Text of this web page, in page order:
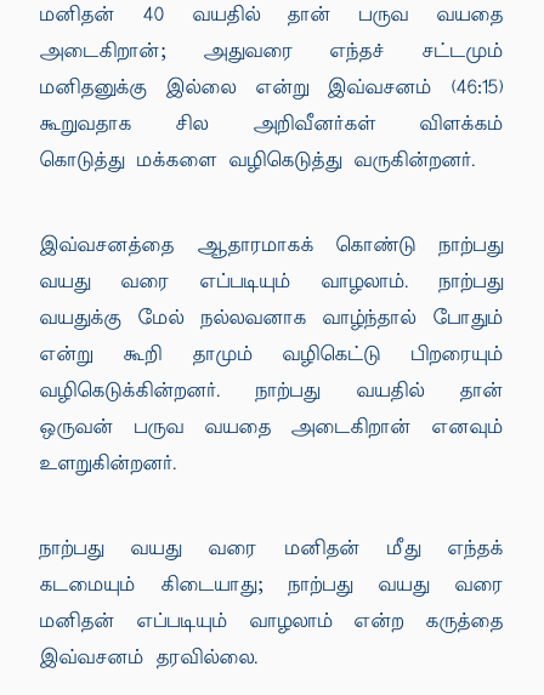
மனிதன் 40 வயதில் தான் பருவ வயதை
அடைகிறான்; அதுவரை எந்தச் சட்டமும்
மனிதனுக்கு இல்லை என்று இவ்வசனம் (46:15)
கூறுவதாக சில அறிவீனர்கள் விளக்கம்
கொடுத்து மக்களை வழிகெடுத்து வருகின்றனர்.
இவ்வசனத்தை ஆதாரமாகக் கொண்டு நாற்பது
வயது வரை எப்படியும் வாழலாம். நாற்பது
வயதுக்கு மேல் நல்லவனாக வாழ்ந்தால் போதும்
என்று கூறி தாமும் வழிகெட்டு பிறரையும்
வழிகெடுக்கின்றனர். நாற்பது வயதில் தான்
ஒருவன் பருவ வயதை அடைகிறான் எனவும்
உளறுகின்றனர்.
நாற்பது வயது வரை மனிதன் மீது எந்தக்
கடமையும் கிடையாது; நாற்பது வயது வரை
மனிதன் எப்படியும் வாழலாம் என்ற கருத்தை
இவ்வசனம் தரவில்லை.